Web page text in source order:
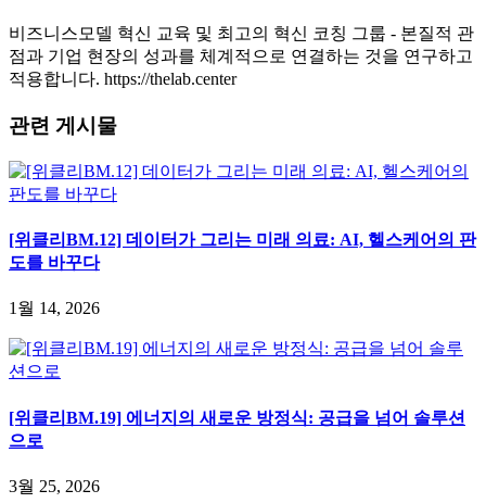
비즈니스모델 혁신 교육 및 최고의 혁신 코칭 그룹 - 본질적 관
점과 기업 현장의 성과를 체계적으로 연결하는 것을 연구하고
적용합니다. https://thelab.center
관련 게시물
[위클리BM.12] 데이터가 그리는 미래 의료: AI, 헬스케어의 판
도를 바꾸다
1월 14, 2026
[위클리BM.19] 에너지의 새로운 방정식: 공급을 넘어 솔루션
으로
3월 25, 2026